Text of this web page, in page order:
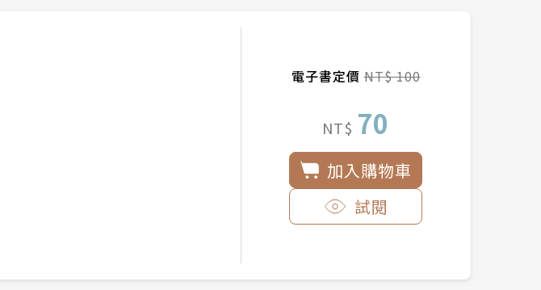
電子書定價NT$ 100
NT$ 70
加入購物車
試閱